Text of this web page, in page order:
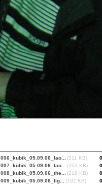
006_kubik_05.09.06_lao...
(211 KB)
007_kubik_05.09.06_lao...
(203 KB)
008_kubik_05.09.06_the...
(218 KB)
009_kubik_05.09.06_lig...
(192 KB)